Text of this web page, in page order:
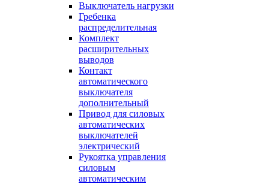
Выключатель нагрузки
Гребенка
распределительная
Комплект
расширительных
выводов
Контакт
автоматического
выключателя
дополнительный
Привод для силовых
автоматических
выключателей
электрический
Рукоятка управления
силовым
автоматическим